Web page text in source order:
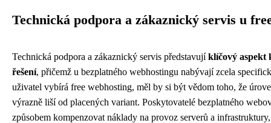
Technická podpora a zákaznický servis u
Technická podpora a zákaznický servis představujíklíčový aspekt
řešení, přičemž u bezplatného webhostingu nabývají zcela
uživatel vybírá free webhosting, měl by si být vědom toho, že
výrazně liší od placených variant. Poskytovatelé bezplatného
způsobem kompenzovat náklady na provoz serverů a